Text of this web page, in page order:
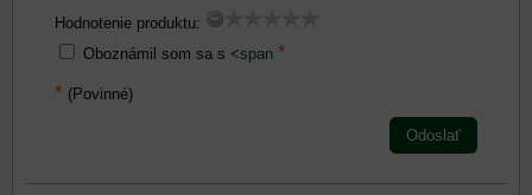
Hodnotenie produktu:
Oboznámil som sa s <span *
* (Povinné)
Odoslať